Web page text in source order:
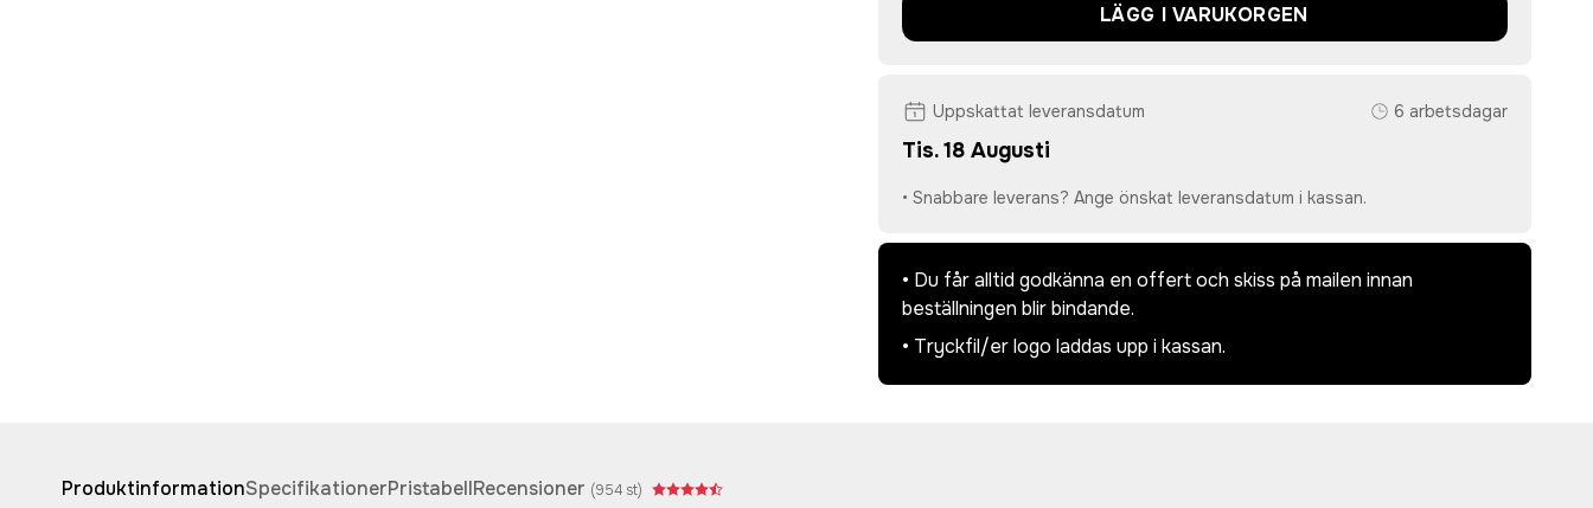
LÄGG I VARUKORGEN
Uppskattat leveransdatum 6 arbetsdagar
Tis. 18 Augusti
• Snabbare leverans? Ange önskat leveransdatum i kassan.
• Du får alltid godkänna en offert och skiss på mailen innan
beställningen blir bindande.
• Tryckfil/er logo laddas upp i kassan.
ProduktinformationSpecifikationerPristabellRecensioner (954 st)